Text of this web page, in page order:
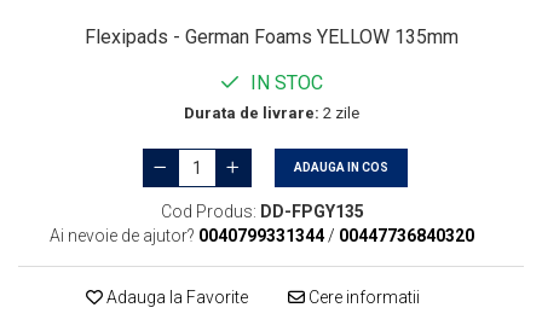
Paste Polish Gama Marină
Pregătire Suprafeţe
Protecţii Ceramice
Sealant şi Quick Detailer
Ceară Auto
Flexipads - German Foams YELLOW 135mm
IN STOC
Durata de livrare: 2 zile
ADAUGA IN COS
Cod Produs: DD-FPGY135
Ai nevoie de ajutor? 0040799331344 / 00447736840320
Adauga la Favorite Cere informatii